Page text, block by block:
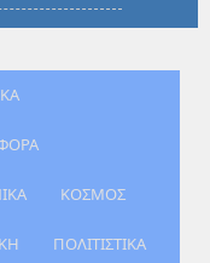
ΚΟΣΜΟΣ
ΠΟΛΙΤΙΣΤΙΚΑ